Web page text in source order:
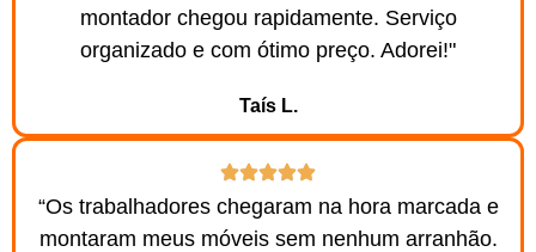
montador chegou rapidamente. Serviço
organizado e com ótimo preço. Adorei!"
Taís L.
“Os trabalhadores chegaram na hora marcada e
montaram meus móveis sem nenhum arranhão.